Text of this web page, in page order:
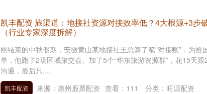
凯丰配资 旅渠道：地接社资源对接效率低？4大根源+3步
（行业专家深度拆解）
刚结束的中秋假期，安徽黄山某地接社王总算了笔“对接账”：为抢
单，他跑了2场区域旅交会、加了5个“华东旅游资源群”，花15天跟
沟通，最后只....
凯丰配资 来源：惠州股票配资 查看： 111 分类： 旺源配资